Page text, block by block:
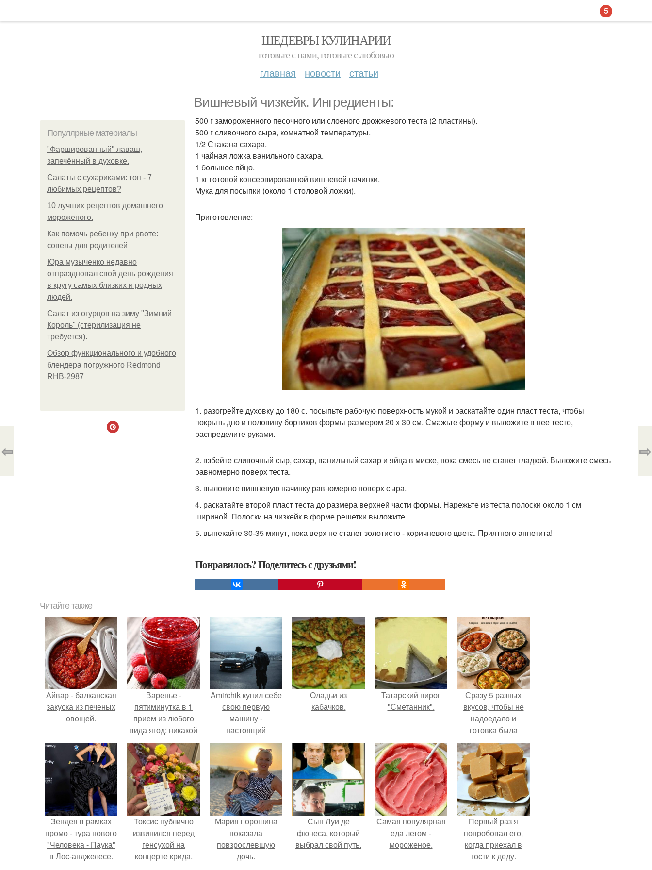
ШЕДЕВРЫ КУЛИНАРИИ
готовьте с нами, готовьте с любовью
главная новости статьи
Вишневый чизкейк. Ингредиенты:
Популярные материалы
"Фаршированный" лаваш,
запечённый в духовке.
Салаты с сухариками: топ - 7
любимых рецептов?
10 лучших рецептов домашнего
мороженого.
Как помочь ребенку при рвоте:
советы для родителей
Юра музыченко недавно
отпраздновал свой день рождения
в кругу самых близких и родных
людей.
Салат из огурцов на зиму "Зимний
Король" (стерилизация не
требуется).
Обзор функционального и удобного
блендера погружного Redmond
RHB-2987
500 г замороженного песочного или слоеного дрожжевого теста (2 пластины).
500 г сливочного сыра, комнатной температуры.
1/2 Стакана сахара.
1 чайная ложка ванильного сахара.
1 большое яйцо.
1 кг готовой консервированной вишневой начинки.
Мука для посыпки (около 1 столовой ложки).
Приготовление:
1. разогрейте духовку до 180 с. посыпьте рабочую поверхность мукой и раскатайте один пласт теста, чтобы
покрыть дно и половину бортиков формы размером 20 х 30 см. Смажьте форму и выложите в нее тесто,
распределите руками.
2. взбейте сливочный сыр, сахар, ванильный сахар и яйца в миске, пока смесь не станет гладкой. Выложите смесь
равномерно поверх теста.
3. выложите вишневую начинку равномерно поверх сыра.
4. раскатайте второй пласт теста до размера верхней части формы. Нарежьте из теста полоски около 1 см
шириной. Полоски на чизкейк в форме решетки выложите.
5. выпекайте 30-35 минут, пока верх не станет золотисто - коричневого цвета. Приятного аппетита!
Понравилось? Поделитесь с друзьями!
⇦ ⇨
Читайте также
Айвар - балканская
закуска из печеных
овощей.
Варенье -
пятиминутка в 1
прием из любого
вида ягод: никакой
длительной варки,
все витамины на
месте!
Amirchik купил себе
свою первую
машину -
настоящий
автомобиль мечты
для многих
автолюбителей.
Оладьи из
кабачков.
Татарский пирог
"Сметанник".
Сразу 5 разных
вкусов, чтобы не
надоедало и
готовка была
проще.
Зендея в рамках
промо - тура нового
"Человека - Паука"
в Лос-анджелесе.
Токсис публично
извинился перед
генсухой на
концерте крида.
Мария порошина
показала
повзрослевшую
дочь.
Сын Луи де
фюнеса, который
выбрал свой путь.
Самая популярная
еда летом -
мороженое.
Первый раз я
попробовал его,
когда приехал в
гости к деду.
5